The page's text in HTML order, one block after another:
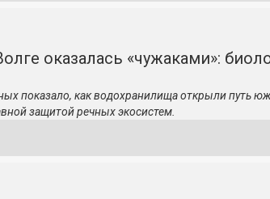
оказалась «чужаками»:
показало, как водохранилища открыли путь
защитой речных экосистем.